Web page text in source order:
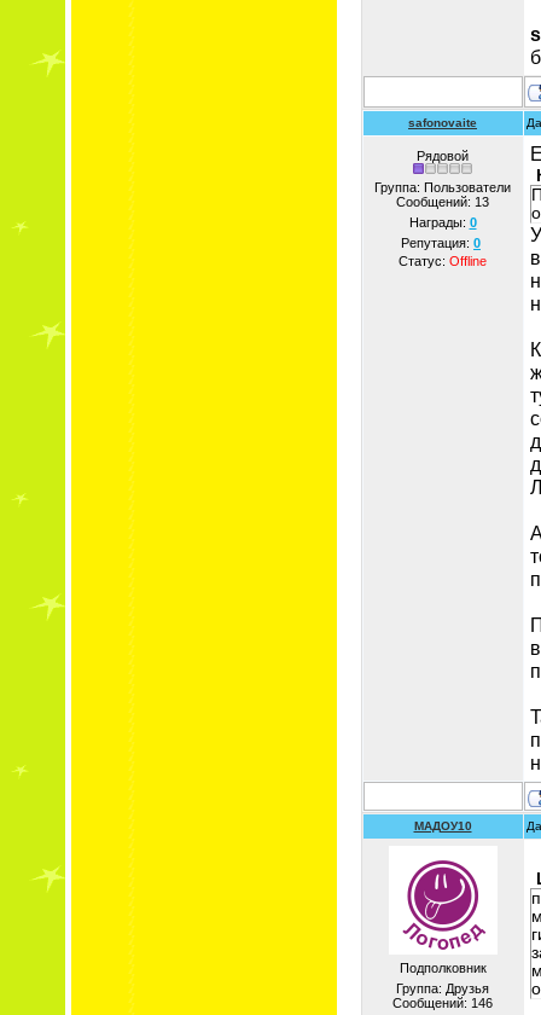
safonovaite
Рядовой
Группа: Пользователи
Сообщений: 13
Награды: 0
Репутация: 0
Статус: Offline
МАДОУ10
Подполковник
Группа: Друзья
Сообщений: 146